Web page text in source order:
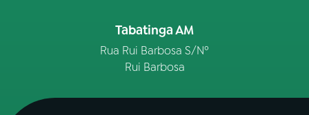
Tabatinga AM
Rua Rui Barbosa S/Nº
Rui Barbosa